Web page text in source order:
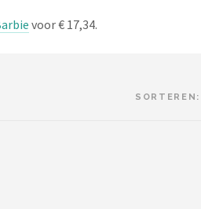
voor € 17,34.
SORTEREN: